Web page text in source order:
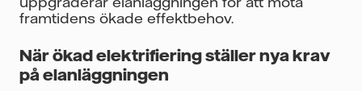
framtidens ökade effektbehov.
När ökad elektrifiering ställer nya krav
på elanläggningen